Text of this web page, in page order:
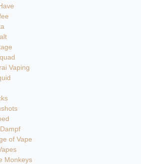
Vaping
of Vape
Monkeys